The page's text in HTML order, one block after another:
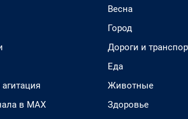
в MAX
Весна
Город
Дороги и
Еда
Животные
Здоровье